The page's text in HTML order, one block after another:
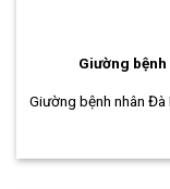
Giường
Giường bệnh nhân